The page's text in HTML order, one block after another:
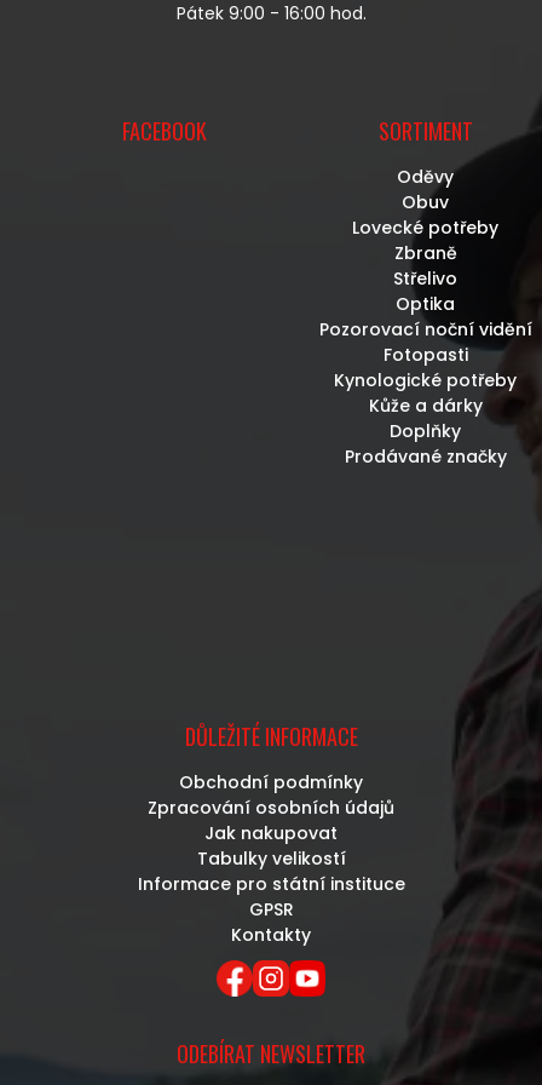
Pátek 9:00 - 16:00 hod.
FACEBOOK SORTIMENT
Oděvy
Obuv
Lovecké potřeby
Zbraně
Střelivo
Optika
Pozorovací noční vidění
Fotopasti
Kynologické potřeby
Kůže a dárky
Doplňky
Prodávané značky
DŮLEŽITÉ INFORMACE
Obchodní podmínky
Zpracování osobních údajů
Jak nakupovat
Tabulky velikostí
Informace pro státní instituce
GPSR
Kontakty
ODEBÍRAT NEWSLETTER